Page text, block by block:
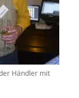
Händler mit